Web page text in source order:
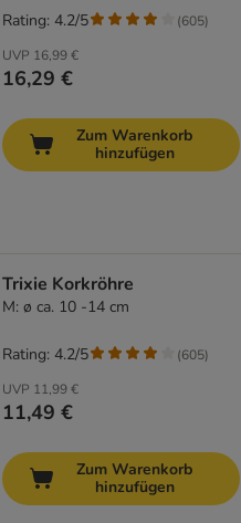
UVP 16,99 €
16,29 €
Rating: 4.2/5 (605)
Zum Warenkorb
hinzufügen
Trixie Korkröhre
M: ø ca. 10 -14 cm
UVP 11,99 €
11,49 €
Rating: 4.2/5 (605)
Zum Warenkorb
hinzufügen